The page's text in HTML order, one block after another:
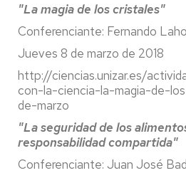
"La magia de los cristales"
Conferenciante: Fernando
Jueves 8 de marzo de 2018
http://ciencias.unizar.es/
con-la-ciencia-la-magia-de-
de-marzo
"La seguridad de los
responsabilidad compartida"
Conferenciante: Juan José